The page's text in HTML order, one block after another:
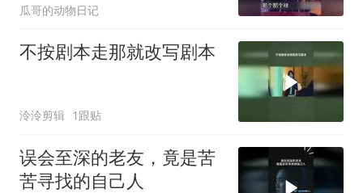
瓜哥的动物日记
不按剧本走那就改写剧本
泠泠剪辑 1跟贴
误会至深的老友，竟是苦
苦寻找的自己人